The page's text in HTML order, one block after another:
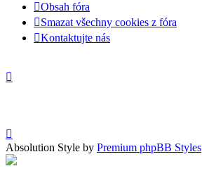
Obsah fóra
Smazat všechny cookies z fóra
Kontaktujte nás
Absolution Style by Premium phpBB Styles